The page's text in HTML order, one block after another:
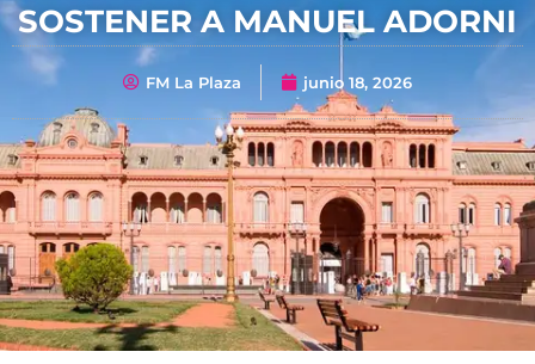
SOSTENER A MANUEL ADORNI
FM La Plaza junio 18, 2026